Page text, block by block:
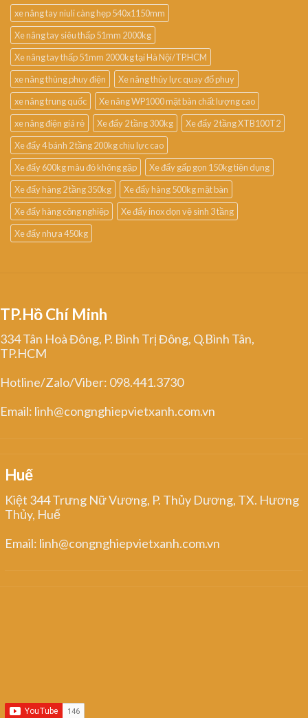
xe nâng tay niuli càng hẹp 540x1150mm
Xe nâng tay siêu thấp 51mm 2000kg
Xe nâng tay thấp 51mm 2000kg tại Hà Nội/TP.HCM
xe nâng thùng phuy điện
Xe nâng thủy lực quay đổ phuy
xe nâng trung quốc
Xe nâng WP1000 mặt bàn chất lượng cao
xe nâng điện giá rẻ
Xe đẩy 2 tầng 300kg
Xe đẩy 2 tầng XTB100T2
Xe đẩy 4 bánh 2 tầng 200kg chịu lực cao
Xe đẩy 600kg màu đỏ không gập
Xe đẩy gấp gọn 150kg tiện dụng
Xe đẩy hàng 2 tầng 350kg
Xe đẩy hàng 500kg mặt bàn
Xe đẩy hàng công nghiệp
Xe đẩy inox dọn vệ sinh 3 tầng
Xe đẩy nhựa 450kg
TP.Hồ Chí Minh
334 Tân Hoà Đông, P. Bình Trị Đông, Q.Bình Tân,
TP.HCM
Hotline/Zalo/Viber: 098.441.3730
Email: linh@congnghiepvietxanh.com.vn
Huế
Kiệt 344 Trưng Nữ Vương, P. Thủy Dương, TX. Hương
Thủy, Huế
Email: linh@congnghiepvietxanh.com.vn